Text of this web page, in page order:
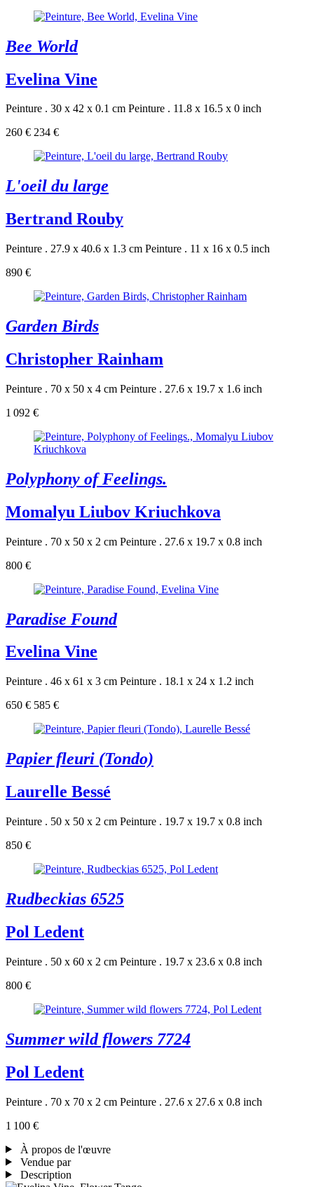
Bee World
Evelina Vine
Peinture . 30 x 42 x 0.1 cm Peinture . 11.8 x 16.5 x 0 inch
260 € 234 €
L'oeil du large
Bertrand Rouby
Peinture . 27.9 x 40.6 x 1.3 cm Peinture . 11 x 16 x 0.5 inch
890 €
Garden Birds
Christopher Rainham
Peinture . 70 x 50 x 4 cm Peinture . 27.6 x 19.7 x 1.6 inch
1 092 €
Polyphony of Feelings.
Momalyu Liubov Kriuchkova
Peinture . 70 x 50 x 2 cm Peinture . 27.6 x 19.7 x 0.8 inch
800 €
Paradise Found
Evelina Vine
Peinture . 46 x 61 x 3 cm Peinture . 18.1 x 24 x 1.2 inch
650 € 585 €
Papier fleuri (Tondo)
Laurelle Bessé
Peinture . 50 x 50 x 2 cm Peinture . 19.7 x 19.7 x 0.8 inch
850 €
Rudbeckias 6525
Pol Ledent
Peinture . 50 x 60 x 2 cm Peinture . 19.7 x 23.6 x 0.8 inch
800 €
Summer wild flowers 7724
Pol Ledent
Peinture . 70 x 70 x 2 cm Peinture . 27.6 x 27.6 x 0.8 inch
1 100 €
À propos de l'œuvre
Vendue par
Description